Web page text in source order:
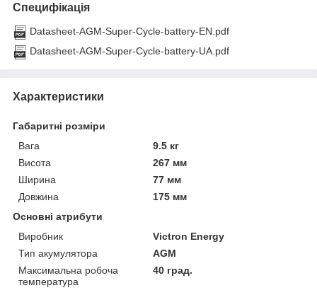
Специфікація
Datasheet-AGM-Super-Cycle-battery-EN.pdf
Datasheet-AGM-Super-Cycle-battery-UA.pdf
Характеристики
Габаритні розміри
Вага
9.5 кг
Висота
267 мм
Ширина
77 мм
Довжина
175 мм
Основні атрибути
Виробник
Victron Energy
Тип акумулятора
AGM
Максимальна робоча
температура
40 град.